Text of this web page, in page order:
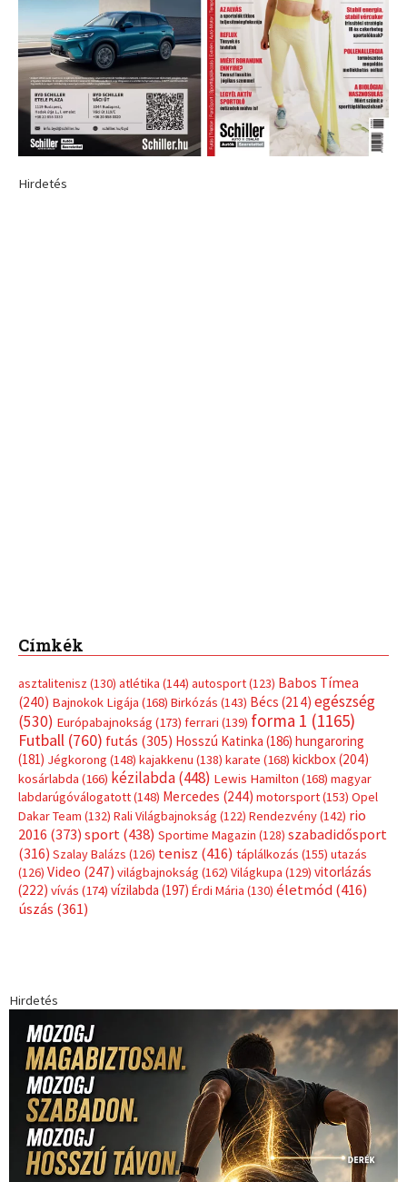
Hirdetés
Címkék
asztalitenisz (130) atlétika (144) autosport(123) Babos Tímea
(240) Bajnokok Ligája (168) Birkózás (143) Bécs (214) egészség
(530) Európabajnokság (173) ferrari (139) forma 1 (1165)
Futball (760) futás (305) Hosszú Katinka (186) hungaroring
(181) Jégkorong (148) kajakkenu (138) karate (168) kickbox(204)
kosárlabda (166) kézilabda(448) Lewis Hamilton (168) magyar
labdarúgóválogatott(148) Mercedes (244) motorsport(153) Opel
Dakar Team (132) Rali Világbajnokság (122) Rendezvény(142) rio
2016 (373) sport(438) Sportime Magazin (128) szabadidősport
(316) Szalay Balázs (126) tenisz (416) táplálkozás (155) utazás
(126) Video (247) világbajnokság (162) Világkupa (129) vitorlázás
(222) vívás (174) vízilabda (197) Érdi Mária (130) életmód(416)
úszás (361)
Hirdetés